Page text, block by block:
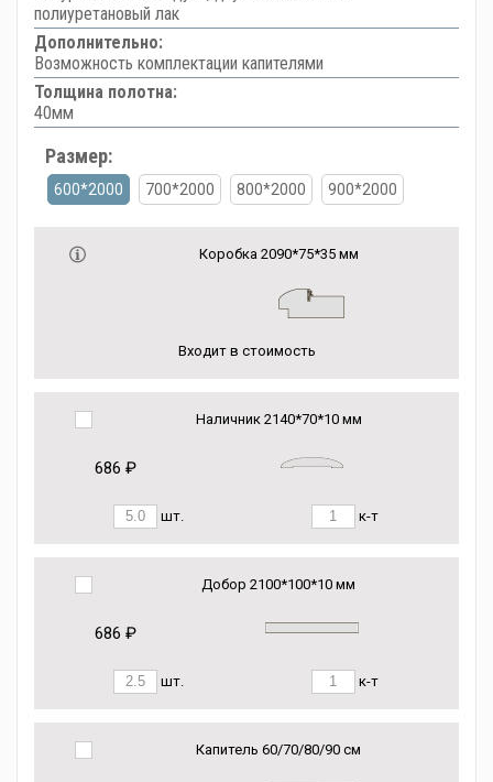
полиуретановый лак
Дополнительно:
Возможность комплектации капителями
Толщина полотна:
40мм
Размер:
600*2000 700*2000 800*2000 900*2000
Коробка 2090*75*35 мм
Входит в стоимость
Наличник 2140*70*10 мм
686 ₽
шт. к-т
Добор 2100*100*10 мм
686 ₽
шт. к-т
Капитель 60/70/80/90 см